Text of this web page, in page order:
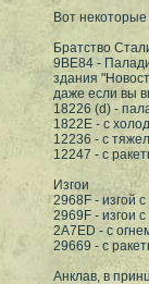
Вот
Братство
9BE84 -
здания
даже если вы
18226 (d) -
1822E - с
12236 - с
12247 - с
Изгои
2968F - изгой
2969F - изгои
2A7ED - с
29669 - с
Анклав, в